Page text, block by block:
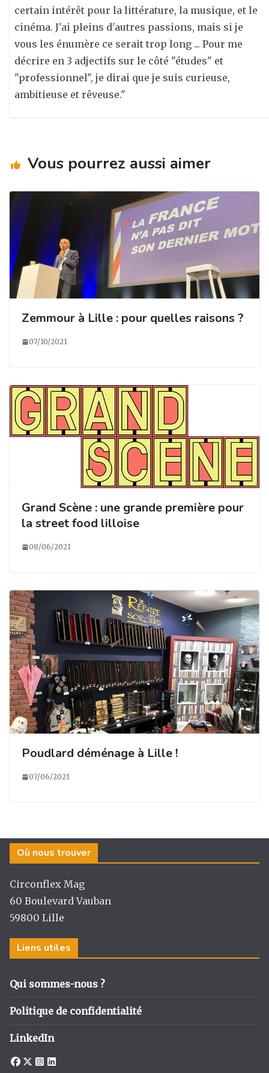
certain intérêt pour la littérature, la musique, et le
cinéma. J'ai pleins d'autres passions, mais si je
vous les énumère ce serait trop long ... Pour me
décrire en 3 adjectifs sur le côté "études" et
"professionnel", je dirai que je suis curieuse,
ambitieuse et rêveuse."
Vous pourrez aussi aimer
Zemmour à Lille : pour quelles raisons ?
07/10/2021
Grand Scène : une grande première pour
la street food lilloise
08/06/2021
Poudlard déménage à Lille !
07/06/2021
Où nous trouver
Circonflex Mag
60 Boulevard Vauban
59800 Lille
Liens utiles
Qui sommes-nous ?
Politique de confidentialité
LinkedIn